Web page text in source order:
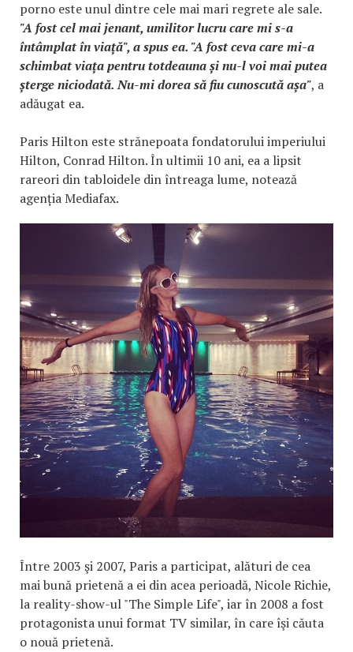
porno este unul dintre cele mai mari regrete ale sale.
"A fost cel mai jenant, umilitor lucru care mi s-a
întâmplat în viață", a spus ea. "A fost ceva care mi-a
schimbat viața pentru totdeauna și nu-l voi mai putea
șterge niciodată. Nu-mi dorea să fiu cunoscută așa", a
adăugat ea.
Paris Hilton este strănepoata fondatorului imperiului
Hilton, Conrad Hilton. În ultimii 10 ani, ea a lipsit
rareori din tabloidele din întreaga lume, notează
agenția Mediafax.
Între 2003 şi 2007, Paris a participat, alături de cea
mai bună prietenă a ei din acea perioadă, Nicole Richie,
la reality-show-ul "The Simple Life", iar în 2008 a fost
protagonista unui format TV similar, în care îşi căuta
o nouă prietenă.